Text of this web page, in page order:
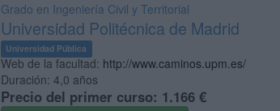
Grado en Ingeniería Civil y Territorial
Universidad Politécnica de Madrid
Universidad Pública
Web de la facultad: http://www.caminos.upm.es/
Duración: 4,0 años
Precio del primer curso: 1.166 €